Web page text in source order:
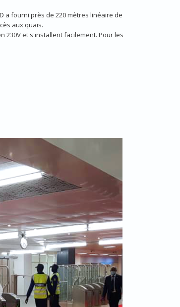
a fourni près de 220 mètres linéaire de
aux quais.
230V et s'installent facilement. Pour les